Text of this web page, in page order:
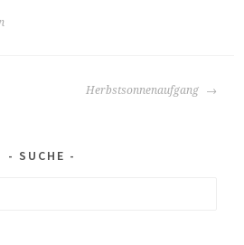
Herbstsonnenaufgang
SUCHE